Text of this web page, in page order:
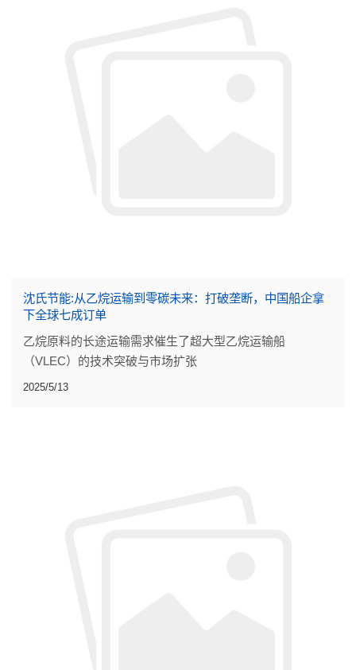
沈氏节能:从乙烷运输到零碳未来：打破垄断，中国船企拿
下全球七成订单
乙烷原料的长途运输需求催生了超大型乙烷运输船
（VLEC）的技术突破与市场扩张
2025/5/13